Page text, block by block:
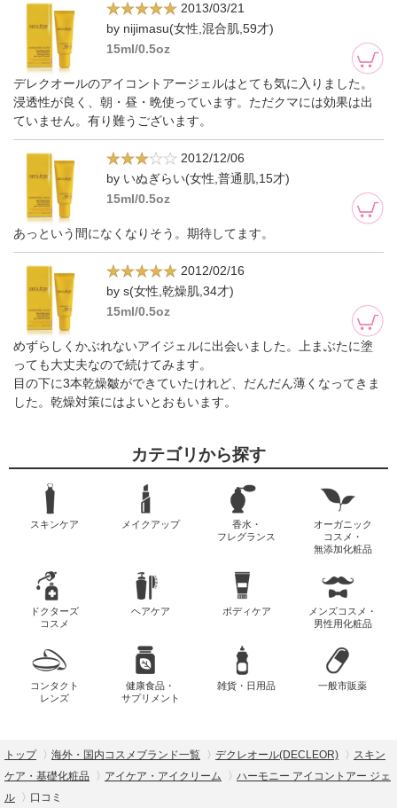
2013/03/21
by nijimasu(女性,混合肌,59才)
15ml/0.5oz
デレクオールのアイコントアージェルはとても気に入りました。
浸透性が良く、朝・昼・晩使っています。ただクマには効果は出
ていません。有り難うございます。
2012/12/06
by いぬぎらい(女性,普通肌,15才)
15ml/0.5oz
あっという間になくなりそう。期待してます。
2012/02/16
by s(女性,乾燥肌,34才)
15ml/0.5oz
めずらしくかぶれないアイジェルに出会いました。上まぶたに塗
っても大丈夫なので続けてみます。
目の下に3本乾燥皺ができていたけれど、だんだん薄くなってきま
した。乾燥対策にはよいとおもいます。
カテゴリから探す
スキンケア メイクアップ
香水・
フレグランス
オーガニック
コスメ・
無添加化粧品
ドクターズ
コスメ
ヘアケア ボディケア
メンズコスメ・
男性用化粧品
コンタクト
レンズ
健康食品・
サプリメント
雑貨・日用品 一般市販薬
トップ 海外・国内コスメブランド一覧 デクレオール(DECLEOR)
スキン
ケア・基礎化粧品
アイケア・アイクリーム
ハーモニー アイコントアー ジェ
ル
口コミ